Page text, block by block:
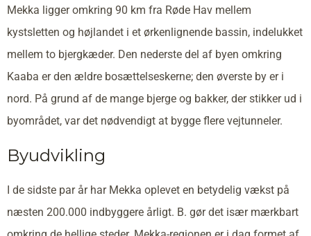
Mekka ligger omkring 90 km fra Røde Hav mellem
kystsletten og højlandet i et ørkenlignende bassin, indelukket
mellem to bjergkæder. Den nederste del af byen omkring
Kaaba er den ældre bosættelseskerne; den øverste by er i
nord. På grund af de mange bjerge og bakker, der stikker ud i
byområdet, var det nødvendigt at bygge flere vejtunneler.
Byudvikling
I de sidste par år har Mekka oplevet en betydelig vækst på
næsten 200.000 indbyggere årligt. B. gør det især mærkbart